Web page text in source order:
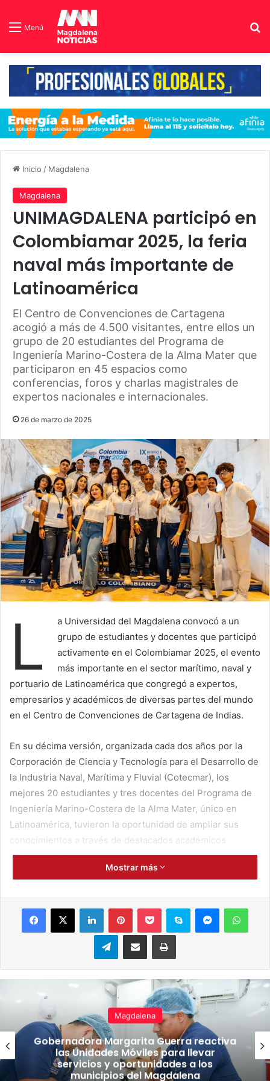
Menú
Inicio / Magdalena
Magdalena
UNIMAGDALENA participó en
Colombiamar 2025, la feria
naval más importante de
Latinoamérica
El Centro de Convenciones de Cartagena
acogió a más de 4.500 visitantes, entre ellos un
grupo de 20 estudiantes del Programa de
Ingeniería Marino-Costera de la Alma Mater que
participaron en 45 espacios como
conferencias, foros y charlas magistrales de
expertos nacionales e internacionales.
26 de marzo de 2025
L
a Universidad del Magdalena convocó a un
grupo de estudiantes y docentes que participó
activamente en el Colombiamar 2025, el evento
más importante en el sector marítimo, naval y
portuario de Latinoamérica que congregó a expertos,
empresarios y académicos de diversas partes del mundo
en el Centro de Convenciones de Cartagena de Indias.
En su décima versión, organizada cada dos años por la
Corporación de Ciencia y Tecnología para el Desarrollo de
la Industria Naval, Marítima y Fluvial (Cotecmar), los
mejores 20 estudiantes y tres docentes del Programa de
Ingeniería Marino-Costera de la Alma Mater, único en
Latinoamérica, tuvieron la oportunidad de ampliar sus
conocimientos a través de destacados académicos
nacionales e internacionales.
del Programa de Ingeniería Marino-Costera destacó la
oportunidad brindada por la Alma Mater: “Hemos tenido
una inmersión a nuestra carrera muy importante a través
de las charlas y los encuentros con las personas que
el sector marítimo. Estamos muy agradecidos por
fortalecer nuestro proceso académico”.
Por su parte, la ingeniera magister Milagros Carrillo
López, docente del Programa de Ingeniería Marino-
Costera expresó que desde la Universidad y con el
respaldo del Rector Pablo Vera Salazar, llevar a los
Mostrar más
Telegram Compartir por correo electrónico Imprimir
Magdalena
Gobernadora Margarita Guerra reactiva
las Unidades Móviles para llevar
servicios y oportunidades a los
municipios del Magdalena